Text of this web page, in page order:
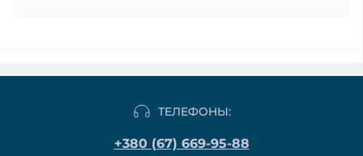
ТЕЛЕФОНЫ:
+380 (67) 669-95-88